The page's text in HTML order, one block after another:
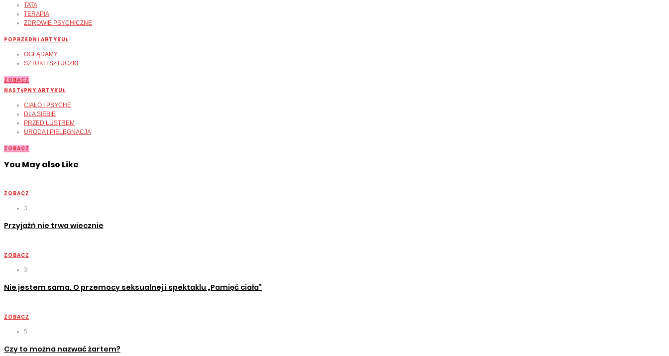
TATA
TERAPIA
ZDROWIE PSYCHICZNE
POPRZEDNI ARTYKUŁ
OGLĄDAMY
SZTUKI I SZTUCZKI
ZOBACZ
NASTĘPNY ARTYKUŁ
CIAŁO I PSYCHE
DLA SIEBIE
PRZED LUSTREM
URODA I PIELĘGNACJA
ZOBACZ
You May also Like
ZOBACZ
3
Przyjaźń nie trwa wiecznie
ZOBACZ
3
Nie jestem sama. O przemocy seksualnej i spektaklu „Pamięć ciała”
ZOBACZ
5
Czy to można nazwać żartem?